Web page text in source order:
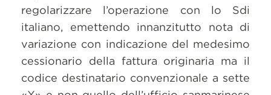
regolarizzare l’operazione con lo Sdi
italiano, emettendo innanzitutto nota di
variazione con indicazione del medesimo
cessionario della fattura originaria ma il
codice destinatario convenzionale a sette